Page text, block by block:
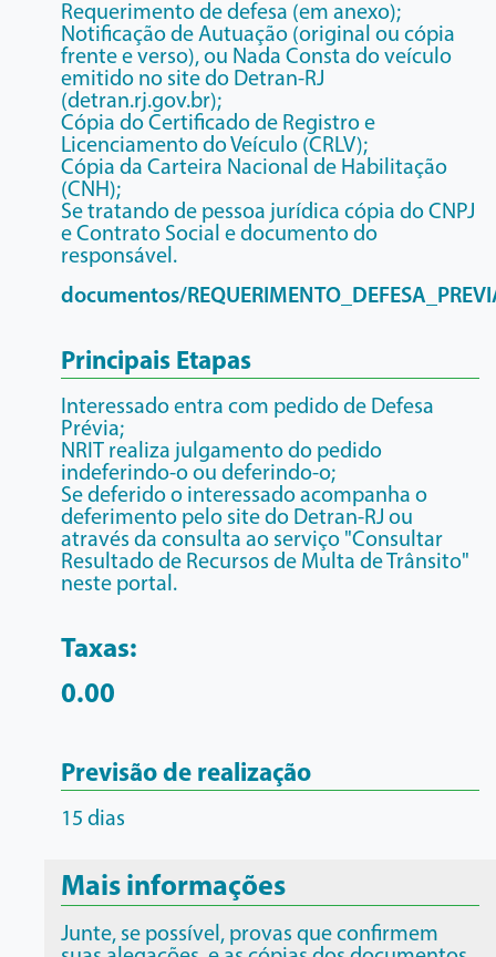
Requerimento de defesa (em anexo);
Notificação de Autuação (original ou cópia
frente e verso), ou Nada Consta do veículo
emitido no site do Detran-RJ
(detran.rj.gov.br);
Cópia do Certificado de Registro e
Licenciamento do Veículo (CRLV);
Cópia da Carteira Nacional de Habilitação
(CNH);
Se tratando de pessoa jurídica cópia do CNPJ
e Contrato Social e documento do
responsável.
documentos/
Principais Etapas
Interessado entra com pedido de Defesa
Prévia;
NRIT realiza julgamento do pedido
indeferindo-o ou deferindo-o;
Se deferido o interessado acompanha o
deferimento pelo site do Detran-RJ ou
através da consulta ao serviço "Consultar
Resultado de Recursos de Multa de Trânsito"
neste portal.
Taxas:
0.00
Previsão de realização
15 dias
Mais informações
Junte, se possível, provas que confirmem